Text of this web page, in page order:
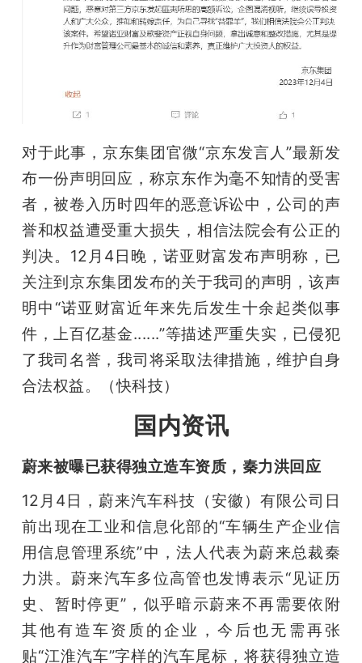
对于此事，京东集团官微“京东发言人”最新发
布一份声明回应，称京东作为毫不知情的受害
者，被卷入历时四年的恶意诉讼中，公司的声
誉和权益遭受重大损失，相信法院会有公正的
判决。12月4日晚，诺亚财富发布声明称，已
关注到京东集团发布的关于我司的声明，该声
明中“诺亚财富近年来先后发生十余起类似事
件，上百亿基金......”等描述严重失实，已侵犯
了我司名誉，我司将采取法律措施，维护自身
合法权益。（快科技）
国内资讯
蔚来被曝已获得独立造车资质，秦力洪回应
12月4日，蔚来汽车科技（安徽）有限公司日
前出现在工业和信息化部的“车辆生产企业信
用信息管理系统”中，法人代表为蔚来总裁秦
力洪。蔚来汽车多位高管也发博表示“见证历
史、暂时停更”，似乎暗示蔚来不再需要依附
其他有造车资质的企业，今后也无需再张
贴“江淮汽车”字样的汽车尾标，将获得独立造